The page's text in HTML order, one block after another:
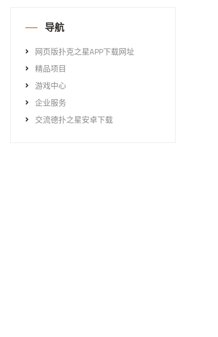
导航
网页版扑克之星APP下载网址
精品项目
游戏中心
企业服务
交流德扑之星安卓下载